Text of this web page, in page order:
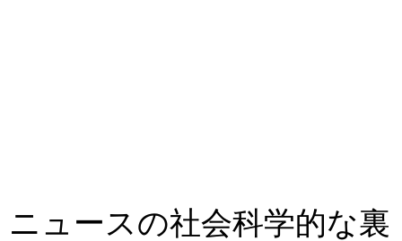
ニュースの社会科学的な裏